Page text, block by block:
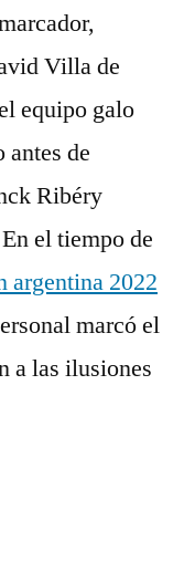
Villa de
equipo galo
antes de
Ribéry
el tiempo de
argentina 2022
marcó el
a las ilusiones